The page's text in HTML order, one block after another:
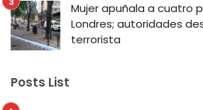
Mujer apuñala a cuatro
Londres; autoridades
terrorista
Posts List